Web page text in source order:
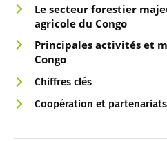
Le secteur forestier
agricole du Congo
Principales activités et
Congo
Chiffres clés
Coopération et partenariats